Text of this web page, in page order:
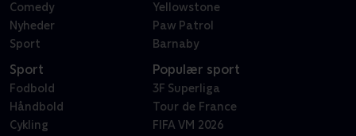
Comedy
Nyheder
Sport
Yellowstone
Paw Patrol
Barnaby
Sport
Fodbold
Håndbold
Cykling
Populær sport
3F Superliga
Tour de France
FIFA VM 2026